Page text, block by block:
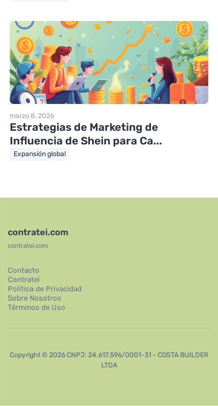
marzo 8, 2026
Estrategias de Marketing de
Influencia de Shein para Ca...
Expansión global
contratei.com
contratei.com
Contacto
Contratei
Política de Privacidad
Sobre Nosotros
Términos de Uso
Copyright © 2026 CNPJ: 24.617.596/0001-31 - COSTA BUILDER
LTDA